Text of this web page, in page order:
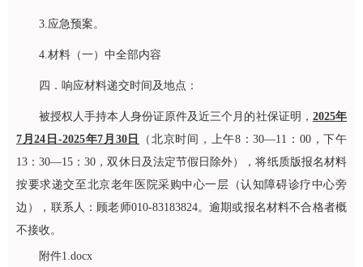
3.应急预案。
4.材料（一）中全部内容
四．响应材料递交时间及地点：
被授权人手持本人身份证原件及近三个月的社保证明， 2025年
7月24日-2025年7月30日
（北京时间，上午8：30—11：00，下午
13：30—15：30，双休日及法定节假日除外），将纸质版报名材料
按要求递交至北京老年医院采购中心一层（认知障碍诊疗中心旁
边），联系人：顾老师010-83183824。逾期或报名材料不合格者概
不接收。
附件1.docx